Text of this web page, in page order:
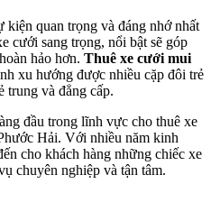
quan trọng và đáng nhớ nhất
cưới sang trọng, nổi bật sẽ góp
hảo hơn. Thuê xe cưới mui
xu hướng được nhiều cặp đôi trẻ
trung và đẳng cấp.
đầu trong lĩnh vực cho thuê xe
Hải. Với nhiều năm kinh
cho khách hàng những chiếc xe
chuyên nghiệp và tận tâm.